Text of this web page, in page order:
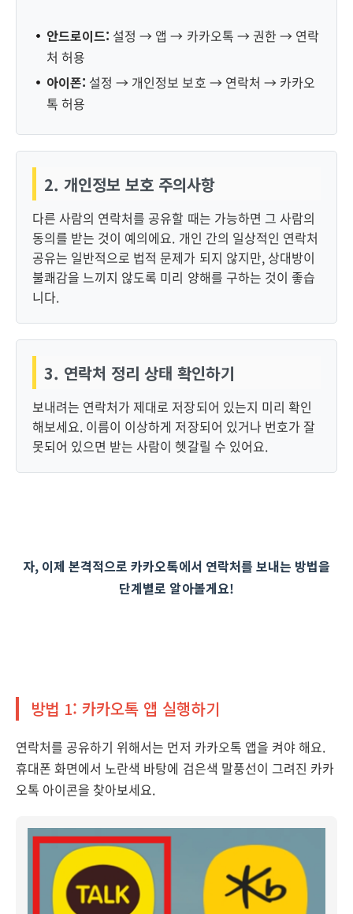
안드로이드: 설정 → 앱 → 카카오톡 → 권한 → 연락
처 허용
아이폰: 설정 → 개인정보 보호 → 연락처 → 카카오
톡 허용
2. 개인정보 보호 주의사항
다른 사람의 연락처를 공유할 때는 가능하면 그 사람의
동의를 받는 것이 예의에요. 개인 간의 일상적인 연락처
공유는 일반적으로 법적 문제가 되지 않지만, 상대방이
불쾌감을 느끼지 않도록 미리 양해를 구하는 것이 좋습
니다.
3. 연락처 정리 상태 확인하기
보내려는 연락처가 제대로 저장되어 있는지 미리 확인
해보세요. 이름이 이상하게 저장되어 있거나 번호가 잘
못되어 있으면 받는 사람이 헷갈릴 수 있어요.
자, 이제 본격적으로 카카오톡에서 연락처를 보내는 방법을
단계별로 알아볼게요!
방법 1: 카카오톡 앱 실행하기
연락처를 공유하기 위해서는 먼저 카카오톡 앱을 켜야 해요.
휴대폰 화면에서 노란색 바탕에 검은색 말풍선이 그려진 카카
오톡 아이콘을 찾아보세요.